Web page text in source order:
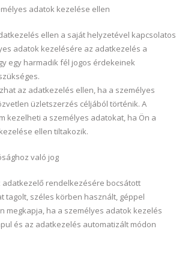
adatok kezelése ellen
ellen a saját helyzetével kapcsolatos
adatok kezelésére az adatkezelés a
egy harmadik fél jogos érdekeinek
az adatkezelés ellen, ha a személyes
üzletszerzés céljából történik. A
kezelheti a személyes adatokat, ha Ön a
ellen tiltakozik.
való jog
adatkezelő rendelkezésére bocsátott
tagolt, széles körben használt, géppel
megkapja, ha a személyes adatok kezelés
és az adatkezelés automatizált módon